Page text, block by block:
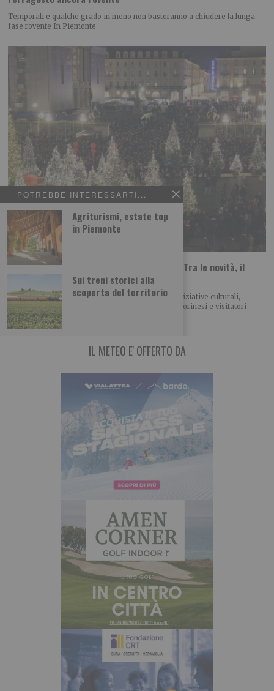
POTREBBE INTERESSARTI...
Agriturismi, estate top
in Piemonte
Sui treni storici alla
scoperta del territorio
Temporali e qualche grado in meno non basteranno a chiudere la lunga
fase rovente In Piemonte
Torino, si pensa già a Natale e Capodanno. Tra le novità, il
boschetto natalizio in via Roma
Anche quest’anno appuntamenti, allestimenti e iniziative culturali,
artistiche e di intrattenimento accompagneranno torinesi e visitatori
IL METEO E' OFFERTO DA